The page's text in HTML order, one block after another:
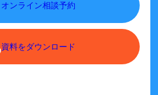
オンライン相談予約
資料をダウンロード